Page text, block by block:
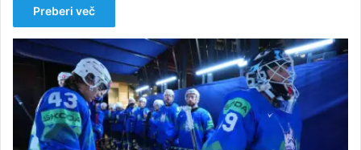
Preberi več